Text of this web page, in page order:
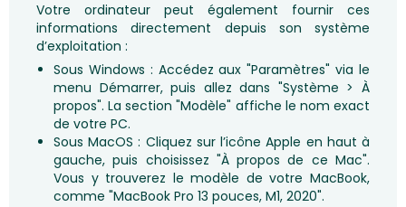
Votre ordinateur peut également fournir ces
informations directement depuis son système
d’exploitation :
Sous Windows : Accédez aux "Paramètres" via le
menu Démarrer, puis allez dans "Système > À
propos". La section "Modèle" affiche le nom exact
de votre PC.
Sous MacOS : Cliquez sur l’icône Apple en haut à
gauche, puis choisissez "À propos de ce Mac".
Vous y trouverez le modèle de votre MacBook,
comme "MacBook Pro 13 pouces, M1, 2020".